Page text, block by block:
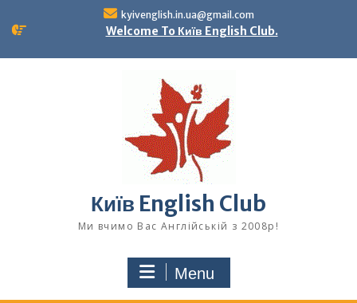
kyivenglish.in.ua@gmail.com
Welcome To Київ English Club.
Київ English Club
Ми вчимо Вас Англійській з 2008р!
Menu